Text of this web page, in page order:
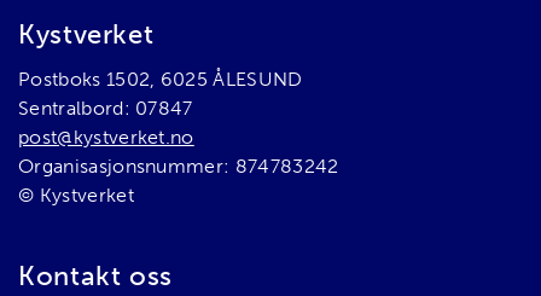
Bunnområde
Kystverket
Postboks 1502, 6025 ÅLESUND
Sentralbord: 07847
post@kystverket.no
Organisasjonsnummer: 874783242
© Kystverket
Kontakt oss